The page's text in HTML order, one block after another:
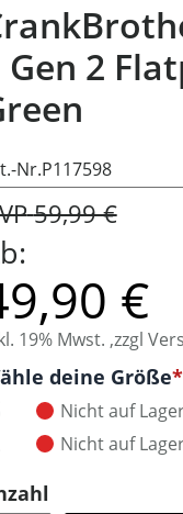
Gen 2
Nr.P117598
59,99 €
€
19% Mwst. ,zzgl
deine Größe
is required to
Nicht auf
Nicht auf